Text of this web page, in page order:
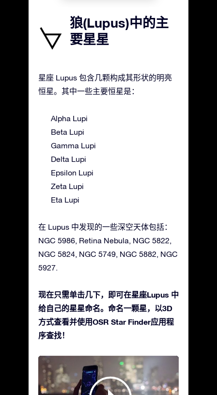
狼(Lupus)中的主
要星星
星座 Lupus 包含几颗构成其形状的明亮
恒星。其中一些主要恒星是：
Alpha Lupi
Beta Lupi
Gamma Lupi
Delta Lupi
Epsilon Lupi
Zeta Lupi
Eta Lupi
在 Lupus 中发现的一些深空天体包括：
NGC 5986, Retina Nebula, NGC 5822,
NGC 5824, NGC 5749, NGC 5882, NGC
5927.
现在只需单击几下，即可在星座Lupus 中
给自己的星星命名。命名一颗星，以3D
方式查看并使用OSR Star Finder应用程
序查找！